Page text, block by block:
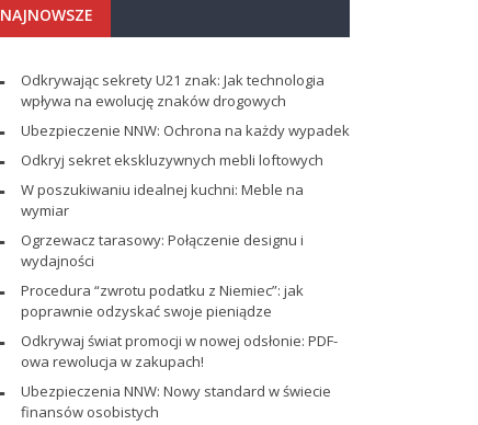
NAJNOWSZE
Odkrywając sekrety U21 znak: Jak technologia
wpływa na ewolucję znaków drogowych
Ubezpieczenie NNW: Ochrona na każdy wypadek
Odkryj sekret ekskluzywnych mebli loftowych
W poszukiwaniu idealnej kuchni: Meble na
wymiar
Ogrzewacz tarasowy: Połączenie designu i
wydajności
Procedura “zwrotu podatku z Niemiec”: jak
poprawnie odzyskać swoje pieniądze
Odkrywaj świat promocji w nowej odsłonie: PDF-
owa rewolucja w zakupach!
Ubezpieczenia NNW: Nowy standard w świecie
finansów osobistych